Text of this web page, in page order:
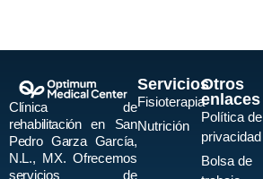
Clínica de
rehabilitación en San
Pedro Garza García,
N.L., MX. Ofrecemos
servicios de
Servicios
Fisioterapia
Nutrición
Otros
enlaces
Política de
privacidad
Bolsa de